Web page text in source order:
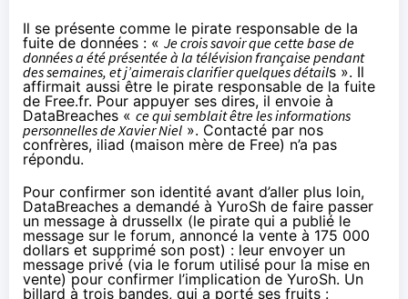
Il se présente comme le pirate responsable de la
fuite de données : « Je crois savoir que cette base de
données a été présentée à la télévision française pendant
des semaines, et j’aimerais clarifier quelques détails ». Il
affirmait aussi être le pirate responsable de la fuite
de Free.fr. Pour appuyer ses dires, il envoie à
DataBreaches « ce qui semblait être les informations
personnelles de Xavier Niel ». Contacté par nos
confrères, iliad (maison mère de Free) n’a pas
répondu.
Pour confirmer son identité avant d’aller plus loin,
DataBreaches a demandé à YuroSh de faire passer
un message à drussellx (le pirate qui a publié le
message sur le forum, annoncé la vente à 175 000
dollars et supprimé son post) : leur envoyer un
message privé (via le forum utilisé pour la mise en
vente) pour confirmer l’implication de YuroSh. Un
billard à trois bandes, qui a porté ses fruits :